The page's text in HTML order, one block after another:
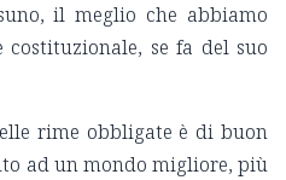
il meglio che abbiamo
se fa del suo
rime obbligate è di buon
ad un mondo migliore, più